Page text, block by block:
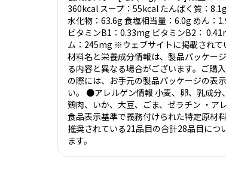
360kcal スープ：55kcal たんぱく質：
水化物：63.6g 食塩相当量：6.0g めん：
ビタミンB1：0.33mg ビタミンB2：
ム：245mg ※ウェブサイトに掲載されて
材料名と栄養成分情報は、製品パッケー
る内容と異なる場合がございます。ご購
の際には、お手元の製品パッケージの表
い。 ●アレルゲン情報 小麦、卵、乳成分
鶏肉、いか、大豆、ごま、ゼラチン ・ア
食品表示基準で義務付けられた特定原材
推奨されている21品目の合計28品目につ
ます。